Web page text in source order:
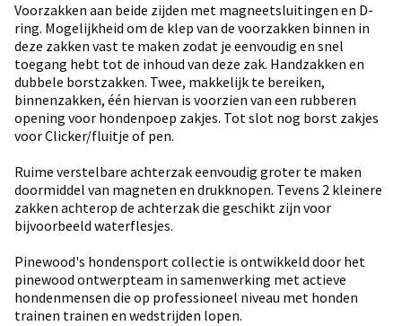
Voorzakken aan beide zijden met magneetsluitingen en D-
ring. Mogelijkheid om de klep van de voorzakken binnen in
deze zakken vast te maken zodat je eenvoudig en snel
toegang hebt tot de inhoud van deze zak. Handzakken en
dubbele borstzakken. Twee, makkelijk te bereiken,
binnenzakken, één hiervan is voorzien van een rubberen
opening voor hondenpoep zakjes. Tot slot nog borst zakjes
voor Clicker/fluitje of pen.
Ruime verstelbare achterzak eenvoudig groter te maken
doormiddel van magneten en drukknopen. Tevens 2 kleinere
zakken achterop de achterzak die geschikt zijn voor
bijvoorbeeld waterflesjes.
Pinewood's hondensport collectie is ontwikkeld door het
pinewood ontwerpteam in samenwerking met actieve
hondenmensen die op professioneel niveau met honden
trainen trainen en wedstrijden lopen.